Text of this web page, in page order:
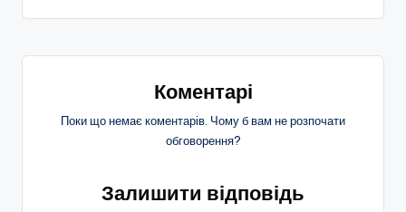
Коментарі
Поки що немає коментарів. Чому б вам не розпочати
обговорення?
Залишити відповідь